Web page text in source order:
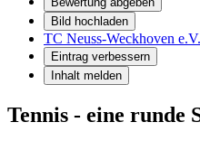
Bild hochladen
TC Neuss-Weckhoven
Eintrag verbessern
Inhalt melden
Tennis - eine runde